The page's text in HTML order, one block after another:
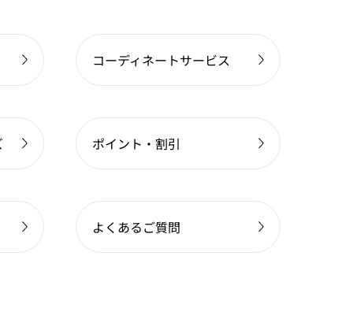
コーディネートサービス
ポイント・割引
よくあるご質問